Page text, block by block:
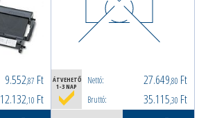
9.552,87 Ft
12.132,10 Ft
ÁTVEHETŐ
1-3 NAP
Nettó: 27.649,80 Ft
Bruttó: 35.115,30 Ft